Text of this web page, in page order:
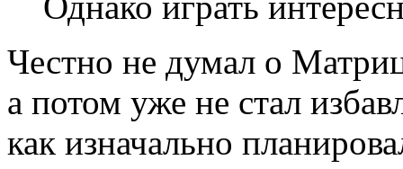
Честно не думал о
а потом уже не стал
как изначально